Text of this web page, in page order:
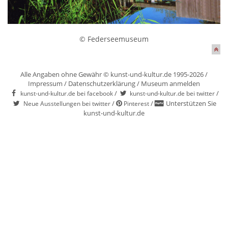
© Federseemuseum
Alle Angaben ohne Gewähr © kunst-und-kultur.de 1995-2026 /
Impressum / Datenschutzerklärung/ Museum anmelden
kunst-und-kultur.de bei facebook/ kunst-und-kultur.de bei twitter/
Neue Ausstellungen bei twitter/ Pinterest/
Unterstützen Sie
kunst-und-kultur.de